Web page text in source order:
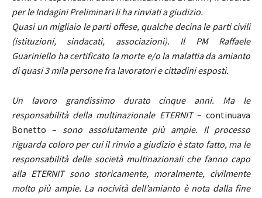
per le Indagini Preliminari li ha rinviati a giudizio.
Quasi un migliaio le parti offese, qualche decina le parti civili
(istituzioni, sindacati, associazioni). Il PM Raffaele
Guariniello ha certificato la morte e/o la malattia da amianto
di quasi 3 mila persone fra lavoratori e cittadini esposti.
Un lavoro grandissimo durato cinque anni. Ma le
responsabilità della multinazionale ETERNIT – continuava
Bonetto – sono assolutamente più ampie. Il processo
riguarda coloro per cui il rinvio a giudizio è stato fatto, ma le
responsabilità delle società multinazionali che fanno capo
alla ETERNIT sono storicamente, moralmente, civilmente
molto più ampie. La nocività dell’amianto è nota dalla fine